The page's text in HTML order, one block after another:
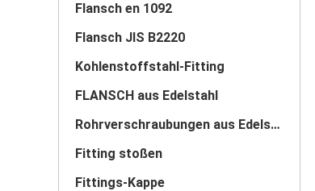
Flansch en 1092
Flansch JIS B2220
Kohlenstoffstahl-Fitting
FLANSCH aus Edelstahl
Rohrverschraubungen aus Edelstahl
Fitting stoßen
Fittings-Kappe